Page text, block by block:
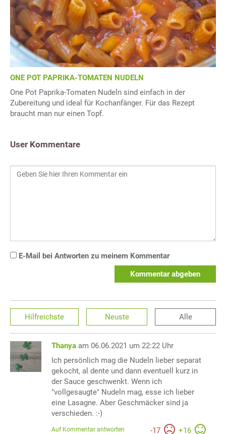
ONE POT PAPRIKA-TOMATEN NUDELN
One Pot Paprika-Tomaten Nudeln sind einfach in der
Zubereitung und ideal für Kochanfänger. Für das Rezept
braucht man nur einen Topf.
User Kommentare
E-Mail bei Antworten zu meinem Kommentar
Kommentar abgeben
Hilfreichste Neuste Alle
Thanya am 06.06.2021 um 22:22 Uhr
Ich persönlich mag die Nudeln lieber separat
gekocht, al dente und dann eventuell kurz in
der Sauce geschwenkt. Wenn ich
"vollgesaugte" Nudeln mag, esse ich lieber
eine Lasagne. Aber Geschmäcker sind ja
verschieden. :-)
-17 +16
Auf Kommentar antworten